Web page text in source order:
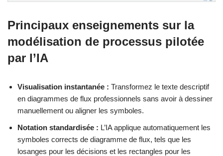
Principaux enseignements sur la
modélisation de processus pilotée
par l’IA
Visualisation instantanée : Transformez le texte descriptif
en diagrammes de flux professionnels sans avoir à dessiner
manuellement ou aligner les symboles.
Notation standardisée : L’IA applique automatiquement les
symboles corrects de diagramme de flux, tels que les
losanges pour les décisions et les rectangles pour les